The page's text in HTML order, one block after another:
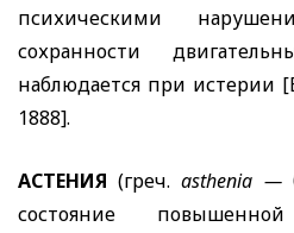
психическими
сохранности
наблюдается при истерии [
1888].
АСТЕНИЯ(греч.asthenia —
состояние